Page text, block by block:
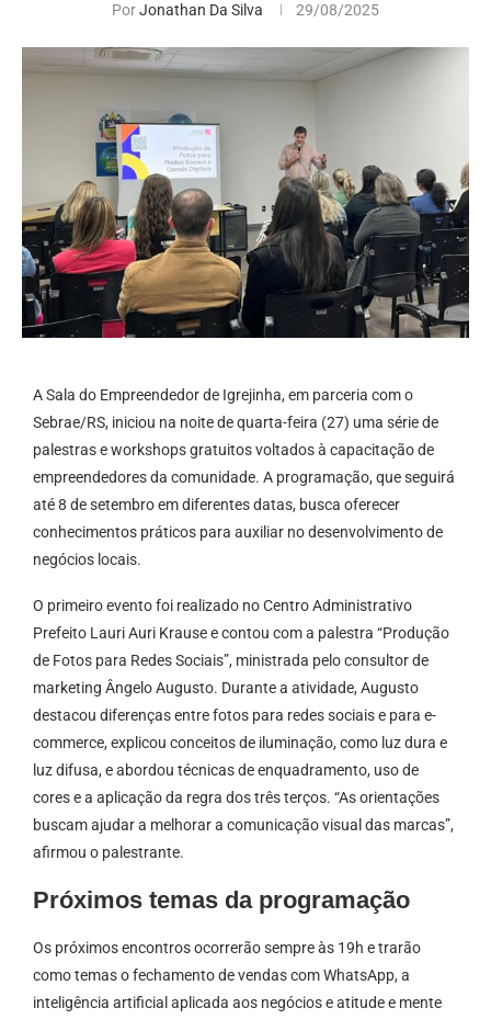
PorJonathan Da Silva 29/08/2025
A Sala do Empreendedor de Igrejinha, em parceria com o
Sebrae/RS, iniciou na noite de quarta-feira (27) uma série de
palestras e workshops gratuitos voltados à capacitação de
empreendedores da comunidade. A programação, que seguirá
até 8 de setembro em diferentes datas, busca oferecer
conhecimentos práticos para auxiliar no desenvolvimento de
negócios locais.
O primeiro evento foi realizado no Centro Administrativo
Prefeito Lauri Auri Krause e contou com a palestra “Produção
de Fotos para Redes Sociais”, ministrada pelo consultor de
marketing Ângelo Augusto. Durante a atividade, Augusto
destacou diferenças entre fotos para redes sociais e para e-
commerce, explicou conceitos de iluminação, como luz dura e
luz difusa, e abordou técnicas de enquadramento, uso de
cores e a aplicação da regra dos três terços. “As orientações
buscam ajudar a melhorar a comunicação visual das marcas”,
afirmou o palestrante.
Próximos temas da programação
Os próximos encontros ocorrerão sempre às 19h e trarão
como temas o fechamento de vendas com WhatsApp, a
inteligência artificial aplicada aos negócios e atitude e mente